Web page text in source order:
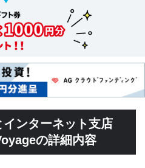
ンターネット支店
の詳細内容